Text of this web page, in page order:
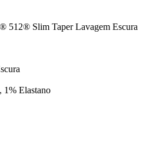
512® Slim Taper Lavagem Escura
1% Elastano